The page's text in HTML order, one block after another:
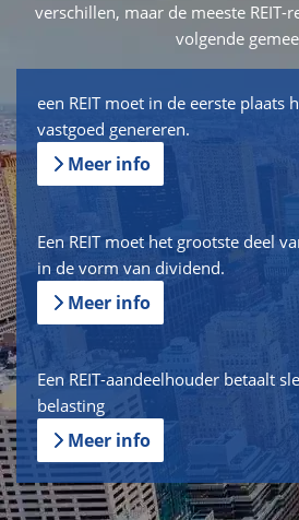
verschillen, maar de meeste REIT-
volgende
een REIT moet in de eerste plaats
vastgoed genereren.
Meer info
Een REIT moet het grootste deel
in de vorm van dividend.
Meer info
Een REIT-aandeelhouder betaalt
belasting
Meer info